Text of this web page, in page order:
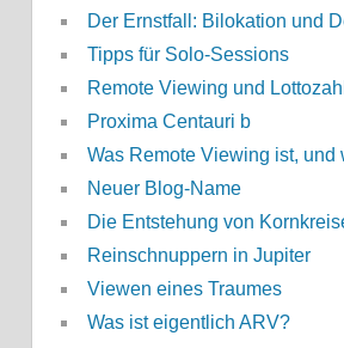
Der Ernstfall: Bilokation und
Tipps für Solo-Sessions
Remote Viewing und
Proxima Centauri b
Was Remote Viewing ist, und
Neuer Blog-Name
Die Entstehung von
Reinschnuppern in Jupiter
Viewen eines Traumes
Was ist eigentlich ARV?